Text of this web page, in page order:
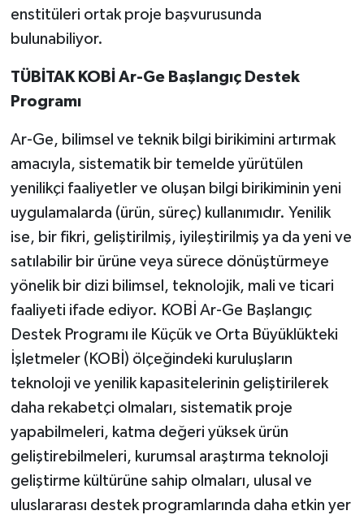
enstitüleri ortak proje başvurusunda
bulunabiliyor.
TÜBİTAK KOBİ Ar-Ge Başlangıç Destek
Programı
Ar-Ge, bilimsel ve teknik bilgi birikimini artırmak
amacıyla, sistematik bir temelde yürütülen
yenilikçi faaliyetler ve oluşan bilgi birikiminin yeni
uygulamalarda (ürün, süreç) kullanımıdır. Yenilik
ise, bir fikri, geliştirilmiş, iyileştirilmiş ya da yeni ve
satılabilir bir ürüne veya sürece dönüştürmeye
yönelik bir dizi bilimsel, teknolojik, mali ve ticari
faaliyeti ifade ediyor. KOBİ Ar-Ge Başlangıç
Destek Programı ile Küçük ve Orta Büyüklükteki
İşletmeler (KOBİ) ölçeğindeki kuruluşların
teknoloji ve yenilik kapasitelerinin geliştirilerek
daha rekabetçi olmaları, sistematik proje
yapabilmeleri, katma değeri yüksek ürün
geliştirebilmeleri, kurumsal araştırma teknoloji
geliştirme kültürüne sahip olmaları, ulusal ve
uluslararası destek programlarında daha etkin yer